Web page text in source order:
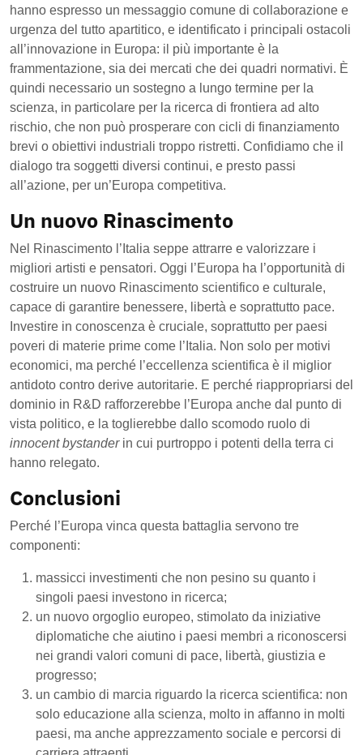
hanno espresso un messaggio comune di collaborazione e
urgenza del tutto apartitico, e identificato i principali ostacoli
all’innovazione in Europa: il più importante è la
frammentazione, sia dei mercati che dei quadri normativi. È
quindi necessario un sostegno a lungo termine per la
scienza, in particolare per la ricerca di frontiera ad alto
rischio, che non può prosperare con cicli di finanziamento
brevi o obiettivi industriali troppo ristretti. Confidiamo che il
dialogo tra soggetti diversi continui, e presto passi
all’azione, per un’Europa competitiva.
Un nuovo Rinascimento
Nel Rinascimento l’Italia seppe attrarre e valorizzare i
migliori artisti e pensatori. Oggi l’Europa ha l’opportunità di
costruire un nuovo Rinascimento scientifico e culturale,
capace di garantire benessere, libertà e soprattutto pace.
Investire in conoscenza è cruciale, soprattutto per paesi
poveri di materie prime come l’Italia. Non solo per motivi
economici, ma perché l’eccellenza scientifica è il miglior
antidoto contro derive autoritarie. E perché riappropriarsi del
dominio in R&D rafforzerebbe l’Europa anche dal punto di
vista politico, e la toglierebbe dallo scomodo ruolo di
innocent bystanderin cui purtroppo i potenti della terra ci
hanno relegato.
Conclusioni
Perché l’Europa vinca questa battaglia servono tre
componenti:
massicci investimenti che non pesino su quanto i
singoli paesi investono in ricerca;
un nuovo orgoglio europeo, stimolato da iniziative
diplomatiche che aiutino i paesi membri a riconoscersi
nei grandi valori comuni di pace, libertà, giustizia e
progresso;
un cambio di marcia riguardo la ricerca scientifica: non
solo educazione alla scienza, molto in affanno in molti
paesi, ma anche apprezzamento sociale e percorsi di